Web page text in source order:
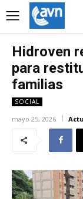
Hidroven
para
familias
SOCIAL
mayo 25, 2026